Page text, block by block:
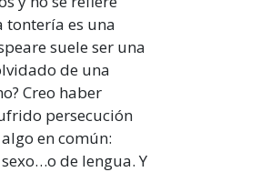
tontería es una
suele ser una
de una
Creo haber
persecución
en común:
de lengua. Y